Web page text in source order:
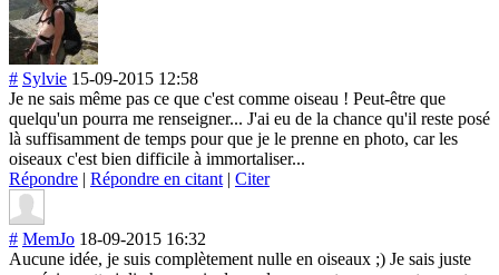
# Sylvie 15-09-2015 12:58
Je ne sais même pas ce que c'est comme oiseau ! Peut-être que
quelqu'un pourra me renseigner... J'ai eu de la chance qu'il reste posé
là suffisamment de temps pour que je le prenne en photo, car les
oiseaux c'est bien difficile à immortaliser...
Répondre | Répondre en citant | Citer
# MemJo 18-09-2015 16:32
Aucune idée, je suis complètement nulle en oiseaux ;) Je sais juste